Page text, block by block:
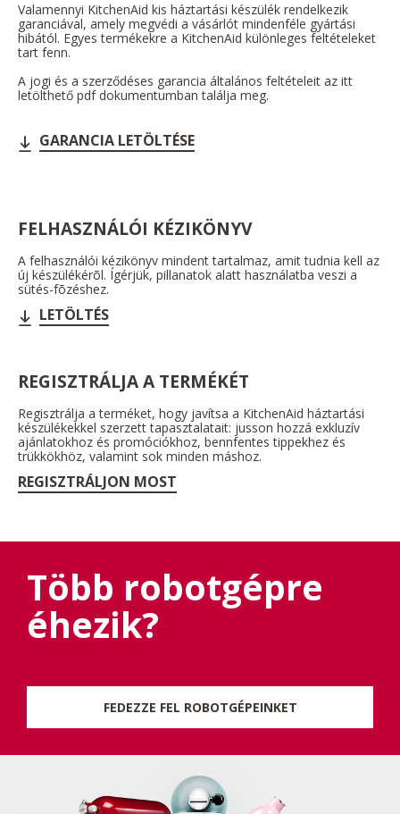
Valamennyi KitchenAid kis háztartási készülék rendelkezik
garanciával, amely megvédi a vásárlót mindenféle gyártási
hibától. Egyes termékekre a KitchenAid különleges feltételeket
tart fenn.
A jogi és a szerződéses garancia általános feltételeit az itt
letölthető pdf dokumentumban találja meg.
GARANCIA LETÖLTÉSE
FELHASZNÁLÓI KÉZIKÖNYV
A felhasználói kézikönyv mindent tartalmaz, amit tudnia kell az
új készülékérõl. Ígérjük, pillanatok alatt használatba veszi a
sütés-fõzéshez.
LETÖLTÉS
REGISZTRÁLJA A TERMÉKÉT
Regisztrálja a terméket, hogy javítsa a KitchenAid háztartási
készülékekkel szerzett tapasztalatait: jusson hozzá exkluzív
ajánlatokhoz és promóciókhoz, bennfentes tippekhez és
trükkökhöz, valamint sok minden máshoz.
REGISZTRÁLJON MOST
Több robotgépre
éhezik?
FEDEZZE FEL ROBOTGÉPEINKET